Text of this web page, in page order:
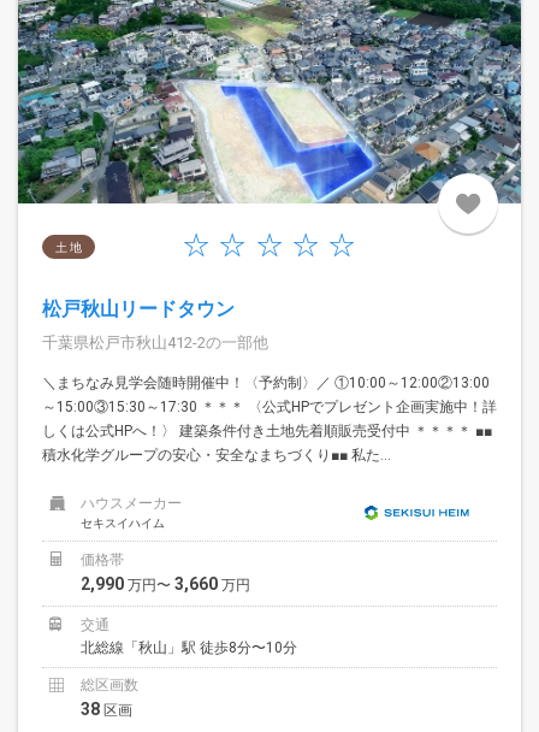
土 地
松戸秋山リードタウン
千葉県松戸市秋山412-2の一部他
＼まちなみ見学会随時開催中！〈予約制〉／ ①10:00～12:00②13:00
～15:00③15:30～17:30 ＊＊＊ 〈公式HPでプレゼント企画実施中！詳
しくは公式HPへ！〉 建築条件付き土地先着順販売受付中 ＊＊＊＊ ■■
積水化学グループの安心・安全なまちづくり■■ 私た...
ハウスメーカー
セキスイハイム
価格帯
2,990 万円〜 3,660 万円
交通
北総線「秋山」駅 徒歩8分〜10分
総区画数
38 区画